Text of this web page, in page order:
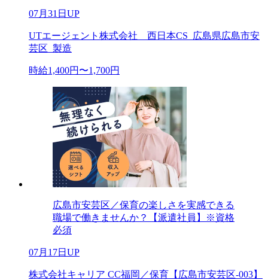
07月31日UP
UTエージェント株式会社 西日本CS_広島県広島市安
芸区_製造
時給1,400円〜1,700円
広島市安芸区／保育の楽しさを実感できる
職場で働きませんか？【派遣社員】※資格
必須
07月17日UP
株式会社キャリア CC福岡／保育【広島市安芸区-003】